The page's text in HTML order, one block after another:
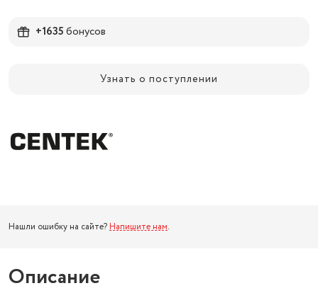
+1635бонусов
Узнать о поступлении
Нашли ошибку на сайте? Напишите нам.
Описание